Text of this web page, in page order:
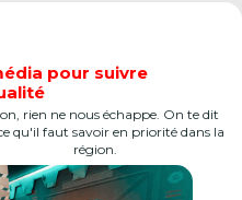
pour suivre
rien ne nous échappe. On te dit
qu'il faut savoir en priorité dans la
région.